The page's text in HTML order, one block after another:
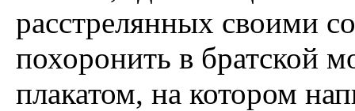
расстрелянных своими
похоронить в братской
плакатом, на котором